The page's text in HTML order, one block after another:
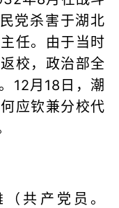
党杀害于湖北
任。由于当时
校，政治部全
12月18日，潮
应钦兼分校代
共产党员。